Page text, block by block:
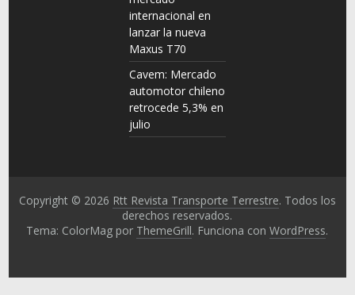
internacional en
lanzar la nueva
Maxus T70
Cavem: Mercado
automotor chileno
retrocede 5,3% en
julio
Copyright © 2026 Rtt Revista Transporte Terrestre. Todos los
derechos reservados.
Tema: ColorMag por ThemeGrill. Funciona conWordPress.